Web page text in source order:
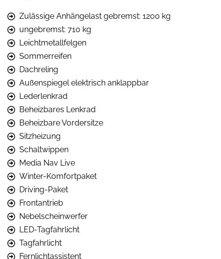
Zulässige Anhängelast gebremst: 1200 kg
ungebremst: 710 kg
Leichtmetallfelgen
Sommerreifen
Dachreling
Außenspiegel elektrisch anklappbar
Lederlenkrad
Beheizbares Lenkrad
Beheizbare Vordersitze
Sitzheizung
Schaltwippen
Media Nav Live
Winter-Komfortpaket
Driving-Paket
Frontantrieb
Nebelscheinwerfer
LED-Tagfahrlicht
Tagfahrlicht
Fernlichtassistent